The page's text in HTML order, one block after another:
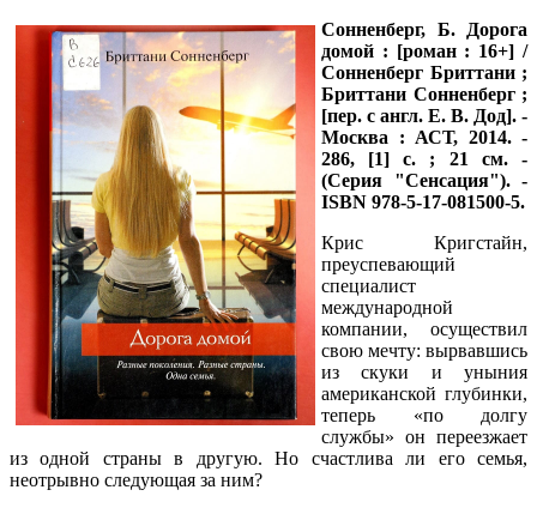
Сонненберг, Б.Дорога
домой : [роман : 16+] /
Сонненберг Бриттани ;
Бриттани Сонненберг ;
[пер. с англ. Е. В. Дод]. -
Москва : АСТ, 2014. -
286, [1] с. ; 21 см. -
(Серия "Сенсация"). -
ISBN 978-5-17-081500-5.
Крис Кригстайн,
преуспевающий
специалист
международной
компании, осуществил
свою мечту: вырвавшись
из скуки и уныния
американской глубинки,
теперь «по долгу
службы» он переезжает
из одной страны в другую. Но счастлива ли его семья,
неотрывно следующая за ним?